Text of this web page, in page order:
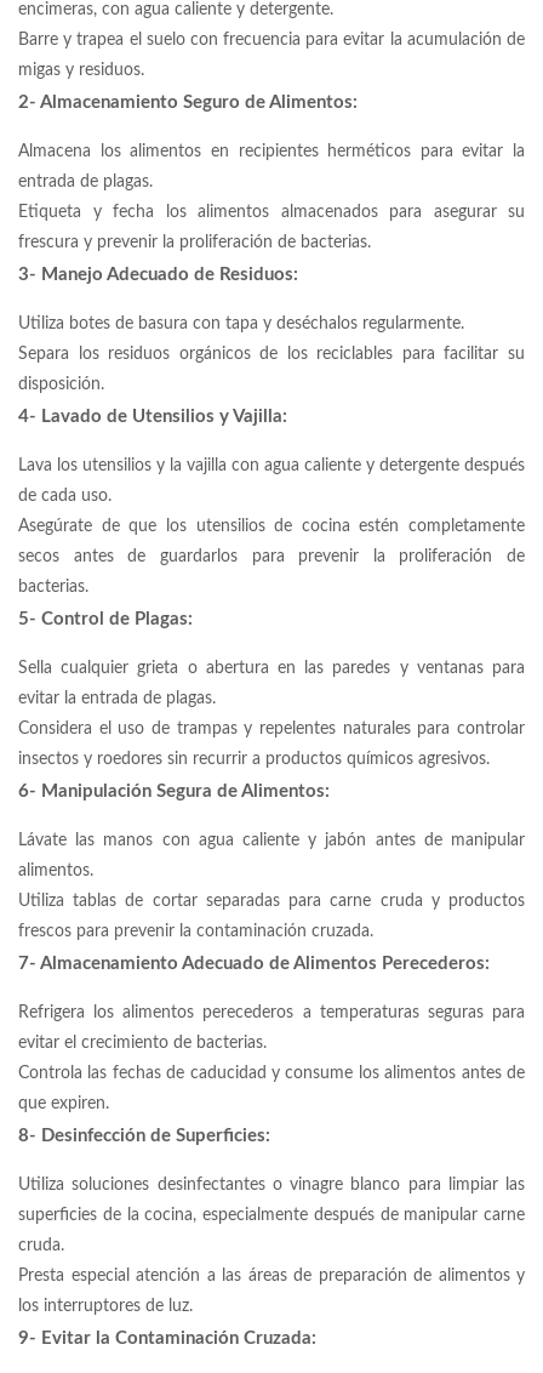
encimeras, con agua caliente y detergente.
Barre y trapea el suelo con frecuencia para evitar la acumulación de
migas y residuos.
2- Almacenamiento Seguro de Alimentos:
Almacena los alimentos en recipientes herméticos para evitar la
entrada de plagas.
Etiqueta y fecha los alimentos almacenados para asegurar su
frescura y prevenir la proliferación de bacterias.
3- Manejo Adecuado de Residuos:
Utiliza botes de basura con tapa y deséchalos regularmente.
Separa los residuos orgánicos de los reciclables para facilitar su
disposición.
4- Lavado de Utensilios y Vajilla:
Lava los utensilios y la vajilla con agua caliente y detergente después
de cada uso.
Asegúrate de que los utensilios de cocina estén completamente
secos antes de guardarlos para prevenir la proliferación de
bacterias.
5- Control de Plagas:
Sella cualquier grieta o abertura en las paredes y ventanas para
evitar la entrada de plagas.
Considera el uso de trampas y repelentes naturales para controlar
insectos y roedores sin recurrir a productos químicos agresivos.
6- Manipulación Segura de Alimentos:
Lávate las manos con agua caliente y jabón antes de manipular
alimentos.
Utiliza tablas de cortar separadas para carne cruda y productos
frescos para prevenir la contaminación cruzada.
7- Almacenamiento Adecuado de Alimentos Perecederos:
Refrigera los alimentos perecederos a temperaturas seguras para
evitar el crecimiento de bacterias.
Controla las fechas de caducidad y consume los alimentos antes de
que expiren.
8- Desinfección de Superficies:
Utiliza soluciones desinfectantes o vinagre blanco para limpiar las
superficies de la cocina, especialmente después de manipular carne
cruda.
Presta especial atención a las áreas de preparación de alimentos y
los interruptores de luz.
9- Evitar la Contaminación Cruzada: